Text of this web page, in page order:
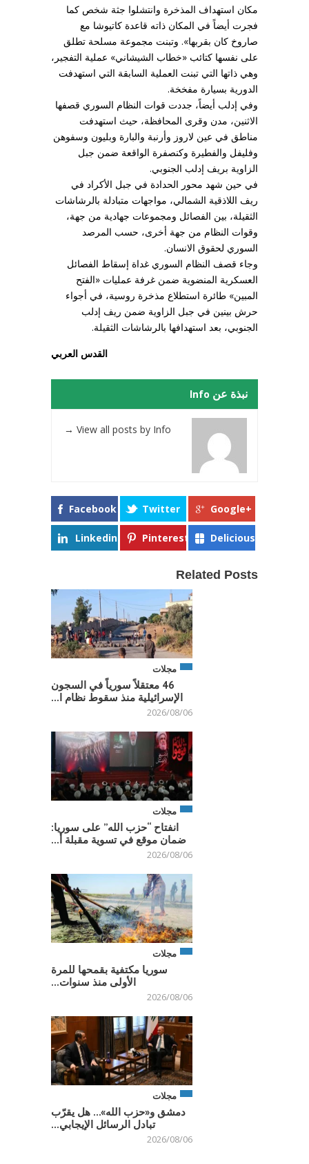
مكان استهداف المذخرة وانتشلوا جثة شخص كما
فجرت أيضاً في المكان ذاته قاعدة كاتيوشا مع
صاروخ كان بقربها». وتبنت مجموعة مسلحة تطلق
على نفسها كتائب «خطاب الشيشاني» عملية التفجير،
وهي ذاتها التي تبنت العملية السابقة التي استهدفت
الدورية بسيارة مفخخة.
وفي إدلب أيضاً، جددت قوات النظام السوري قصفها
الاثنين، مدن وقرى المحافظة، حيث استهدفت
مناطق في عين لاروز وأرنبة والبارة وبليون وسفوهن
وفليفل والفطيرة وكنصفرة الواقعة ضمن جبل
الزاوية بريف إدلب الجنوبي.
في حين شهد محور الحدادة في جبل الأكراد في
ريف اللاذقية الشمالي، مواجهات متبادلة بالرشاشات
الثقيلة، بين الفصائل ومجموعات جهادية من جهة،
وقوات النظام من جهة أخرى، حسب المرصد
السوري لحقوق الانسان.
وجاء قصف النظام السوري غداة إسقاط الفصائل
العسكرية المنضوية ضمن غرفة عمليات «الفتح
المبين» طائرة استطلاع مذخرة روسية، في أجواء
حرش بينين في جبل الزاوية ضمن ريف إدلب
الجنوبي، بعد استهدافها بالرشاشات الثقيلة.
القدس العربي
نبذة عن Info
View all posts by Info
→
Facebook Twitter Google+
Linkedin Pinterest Delicious
Related Posts
مجلات
46 معتقلاً سورياً في السجون
الإسرائيلية منذ سقوط نظام ا...
2026/08/06
مجلات
انفتاح “حزب الله” على سوريا:
ضمان موقع في تسوية مقبلة أ...
2026/08/06
مجلات
سوريا مكتفية بقمحها للمرة
الأولى منذ سنوات...
2026/08/06
مجلات
دمشق و«حزب الله»… هل يقرّب
تبادل الرسائل الإيجابي...
2026/08/06